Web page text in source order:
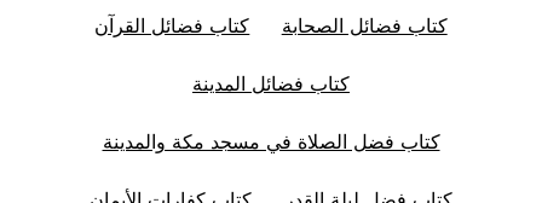
كتاب فضائل الصحابة كتاب فضائل القرآن
كتاب فضائل المدينة
كتاب فضل الصلاة في مسجد مكة والمدينة